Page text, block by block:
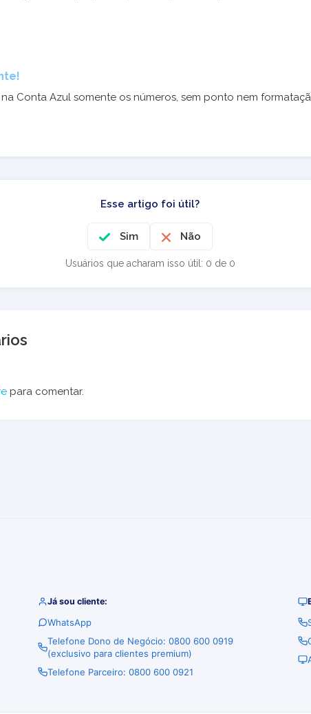
Conta Azul somente os números, sem ponto nem
Esse artigo foi útil?
Sim Não
Usuários que acharam isso útil: 0 de 0
para comentar.
Já sou cliente:
WhatsApp
Telefone Dono de Negócio: 0800 600 0919
(exclusivo para clientes premium)
Telefone Parceiro: 0800 600 0921